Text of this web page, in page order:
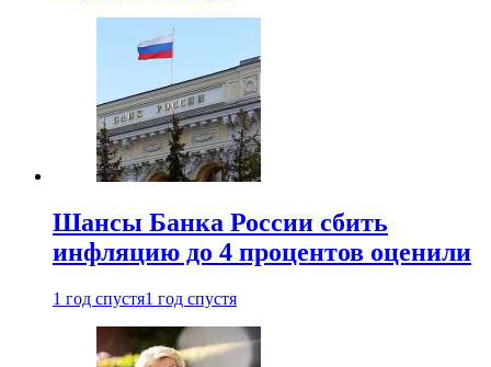
Шансы Банка России сбить
инфляцию до 4 процентов оценили
1 год спустя1 год спустя